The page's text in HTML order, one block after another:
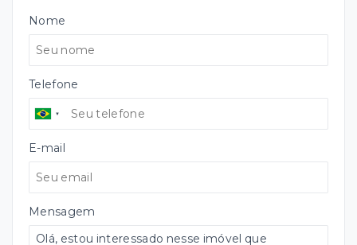
Nome
Telefone
E-mail
Mensagem